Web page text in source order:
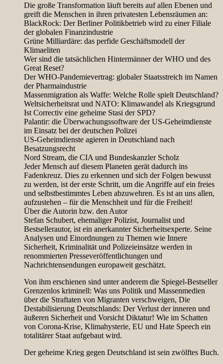
Die große Transformation läuft bereits auf allen Ebenen und
greift die Menschen in ihren privatesten Lebensräumen an:
BlackRock: Der Berliner Politikbetrieb wird zu einer Filiale
der globalen Finanzindustrie
Grüne Milliardäre: das perfide Geschäftsmodell der
Klimaeliten
Wer sind die tatsächlichen Hintermänner der WHO und des
Great Reset?
Der WHO-Pandemievertrag: globaler Staatsstreich im Namen
der Pharmaindustrie
Massenmigration als Waffe: Welche Rolle spielt Deutschland?
Weltsicherheitsrat und NATO: Klimawandel als Kriegsgrund
Ist Correctiv eine geheime Stasi der SPD?
Palantir: die Überwachungssoftware der US-Geheimdienste
im Einsatz bei der deutschen Polizei
US-Geheimdienste agieren in Deutschland nach
Besatzungsrecht
Nord Stream, die CIA und Bundeskanzler Scholz
Jeder Mensch auf diesem Planeten gerät dadurch ins
Fadenkreuz. Dies zu erkennen und sich der Folgen bewusst
zu werden, ist der erste Schritt, um die Angriffe auf ein freies
und selbstbestimmtes Leben abzuwehren. Es ist an uns allen,
aufzustehen – für die Menschheit und für die Freiheit!
Über die Autorin bzw. den Autor
Stefan Schubert, ehemaliger Polizist, Journalist und
Bestsellerautor, ist ein anerkannter Sicherheitsexperte. Seine
Analysen und Einordnungen zu Themen wie Innere
Sicherheit, Kriminalität und Polizeieinsätze werden in
renommierten Presseveröffentlichungen und
Nachrichtensendungen europaweit geschätzt.
Von ihm erschienen sind unter anderem die Spiegel-Bestseller
Grenzenlos kriminell: Was uns Politik und Massenmedien
über die Straftaten von Migranten verschweigen, Die
Destabilisierung Deutschlands: Der Verlust der inneren und
äußeren Sicherheit und Vorsicht Diktatur! Wie im Schatten
von Corona-Krise, Klimahysterie, EU und Hate Speech ein
totalitärer Staat aufgebaut wird.
Der geheime Krieg gegen Deutschland ist sein zwölftes Buch.